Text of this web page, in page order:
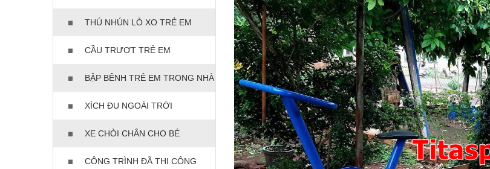
THÚ NHÚN LÒ XO TRẺ EM
CẦU TRƯỢT TRẺ EM
BẬP BÊNH TRẺ EM TRONG NHÀ
XÍCH ĐU NGOÀI TRỜI
XE CHÒI CHÂN CHO BÉ
CÔNG TRÌNH ĐÃ THI CÔNG